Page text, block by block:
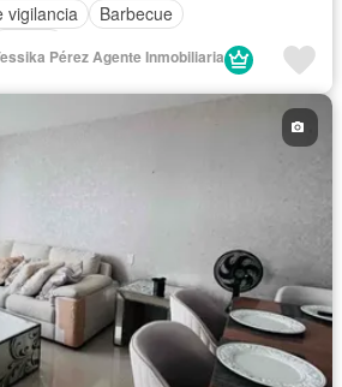
vigilancia
Barbecue
Pérez Agente Inmobiliaria